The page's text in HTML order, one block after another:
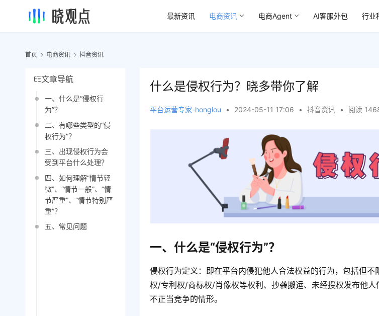
最新资讯 电商资讯 电商Agent AI客服外包 行业
首页 电商资讯 抖音资讯
文章导航
一、什么是“侵权行
为”？
二、有哪些类型的“侵
权行为”？
三、出现侵权行为会
受到平台什么处理？
四、如何理解“情节轻
微”、“情节一般”、“情
节严重”、“情节特别严
重”？
五、常见问题
什么是侵权行为？晓多带你了解
平台运营专家-honglou • 2024-05-11 17:06 • 抖音资讯 • 阅读
一、什么是“侵权行为”？
侵权行为定义：即在平台内侵犯他人合法权益的行为，包括但
权/专利权/商标权/肖像权等权利、抄袭搬运、未经授权发布他
不正当竞争的情形。